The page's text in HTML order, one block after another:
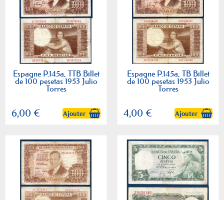
Espagne P.145a, TTB Billet
de 100 pesetas 1953 Julio
Torres
6,00 € Ajouter
Espagne P.145a, TB Billet
de 100 pesetas 1953 Julio
Torres
4,00 € Ajouter